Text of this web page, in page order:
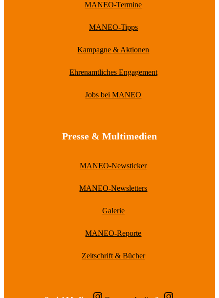
MANEO-Termine
MANEO-Tipps
Kampagne & Aktionen
Ehrenamtliches Engagement
Jobs bei MANEO
Presse & Multimedien
MANEO-Newsticker
MANEO-Newsletters
Galerie
MANEO-Reporte
Zeitschrift & Bücher